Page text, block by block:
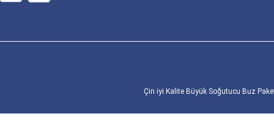
Çin iyi Kalite Büyük Soğutucu Buz